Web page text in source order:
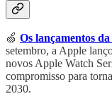
🍏 Os lançamentos
setembro, a Apple
novos Apple Watch
compromisso para
2030.